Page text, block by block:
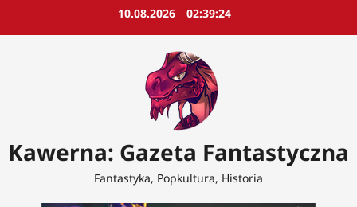
10.08.2026 02:39:26
Kawerna: Gazeta Fantastyczna
Fantastyka, Popkultura, Historia